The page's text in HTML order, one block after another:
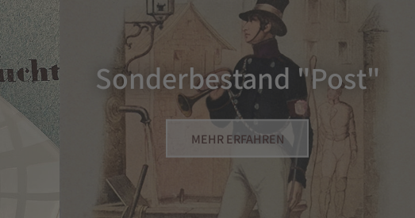
Sonderbestand "Post"
MEHR ERFAHREN